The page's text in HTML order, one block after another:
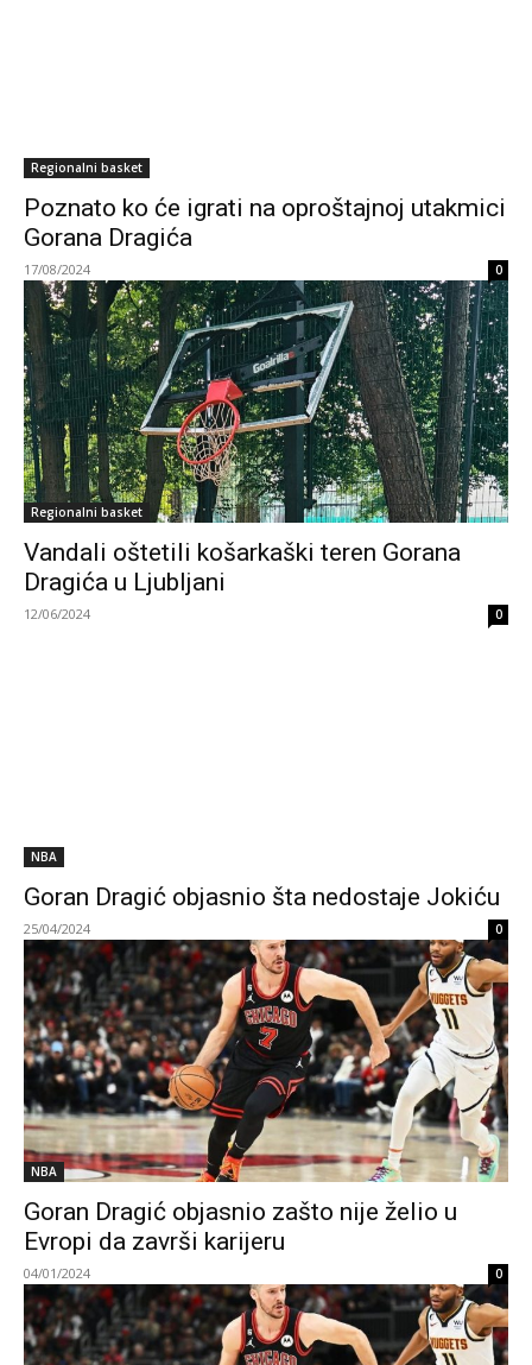
Regionalni basket
Poznato ko će igrati na oproštajnoj utakmici
Gorana Dragića
17/08/2024 0
Regionalni basket
Vandali oštetili košarkaški teren Gorana
Dragića u Ljubljani
12/06/2024 0
NBA
Goran Dragić objasnio šta nedostaje Jokiću
25/04/2024 0
NBA
Goran Dragić objasnio zašto nije želio u
Evropi da završi karijeru
04/01/2024 0